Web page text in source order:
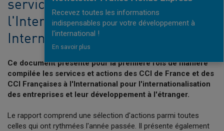
services des CCI Françaises à
l'International et des CCI
International.
Ce document présente pour la première fois de manière
compilée les services et actions des CCI de France et des
CCI Françaises à l'International pour l'internationalisation
des entreprises et leur développement à l'étranger.
Le rapport comprend une sélection d'actions parmi toutes
celles qui ont rythmées l'année passée. Il présente également
Recevez toutes les informations
indispensables pour votre développement à
l'international !
En savoir plus